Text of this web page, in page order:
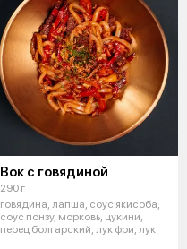
Вок с говядиной
290 г
говядина, лапша, соус якисоба,
соус понзу, морковь, цукини,
перец болгарский, лук фри, лук